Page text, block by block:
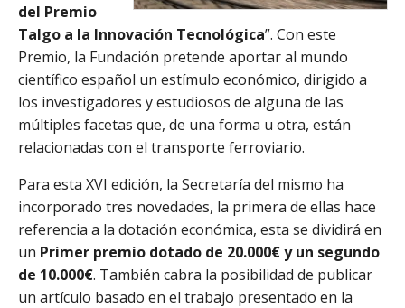
del Premio
Talgo a la Innovación Tecnológica”. Con este
Premio, la Fundación pretende aportar al mundo
científico español un estímulo económico, dirigido a
los investigadores y estudiosos de alguna de las
múltiples facetas que, de una forma u otra, están
relacionadas con el transporte ferroviario.
Para esta XVI edición, la Secretaría del mismo ha
incorporado tres novedades, la primera de ellas hace
referencia a la dotación económica, esta se dividirá en
un Primer premio dotado de 20.000€ y un segundo
de 10.000€. También cabra la posibilidad de publicar
un artículo basado en el trabajo presentado en la